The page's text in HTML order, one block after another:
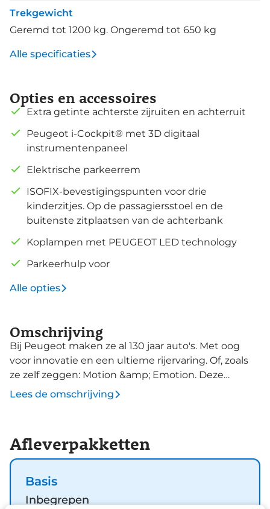
Trekgewicht
Geremd tot 1200 kg. Ongeremd tot 650 kg
Alle specificaties
Opties en accessoires
Extra getinte achterste zijruiten en achterruit
Peugeot i-Cockpit® met 3D digitaal
instrumentenpaneel
Elektrische parkeerrem
ISOFIX-bevestigingspunten voor drie
kinderzitjes. Op de passagiersstoel en de
buitenste zitplaatsen van de achterbank
Koplampen met PEUGEOT LED technology
Parkeerhulp voor
Alle opties
Omschrijving
Bij Peugeot maken ze al 130 jaar auto's. Met oog
voor innovatie en een ultieme rijervaring. Of, zoals
ze zelf zeggen: Motion &amp; Emotion. Deze
nieuwe auto is nu uit voorraad leverbaar. Het is een
complete auto. Liever gepiep dan gekraak? Dan
zult u blij zijn met de aanwezige parkeersensoren!
De aanwezige cruise control scheelt lekker in
airconditioning is in deze auto aanwezig. U bent in
Lees de omschrijving
Afleverpakketten
Basis
Inbegrepen